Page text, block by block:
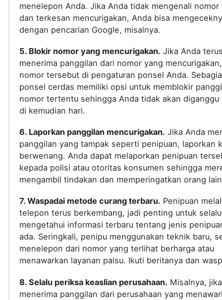
menelepon Anda. Jika Anda tidak mengenali
dan terkesan mencurigakan, Anda bisa
dengan pencarian Google, misalnya.
5. Blokir nomor yang mencurigakan. Jika Anda
menerima panggilan dari nomor yang
nomor tersebut di pengaturan ponsel Anda.
ponsel cerdas memiliki opsi untuk memblokir
nomor tertentu sehingga Anda tidak akan diganggu
di kemudian hari.
6. Laporkan panggilan mencurigakan. Jika Anda
panggilan yang tampak seperti penipuan, laporkan
berwenang. Anda dapat melaporkan penipuan
kepada polisi atau otoritas konsumen sehingga
mengambil tindakan dan memperingatkan orang
7. Waspadai metode curang terbaru. Penipuan
telepon terus berkembang, jadi penting untuk selalu
mengetahui informasi terbaru tentang jenis
ada. Seringkali, penipu menggunakan teknik baru,
menelepon dari nomor yang terlihat berharga atau
menawarkan layanan palsu. Ikuti beritanya dan
8. Selalu periksa keaslian perusahaan. Misalnya,
menerima panggilan dari perusahaan yang